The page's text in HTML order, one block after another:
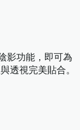
影功能，即可為
透視完美貼合。